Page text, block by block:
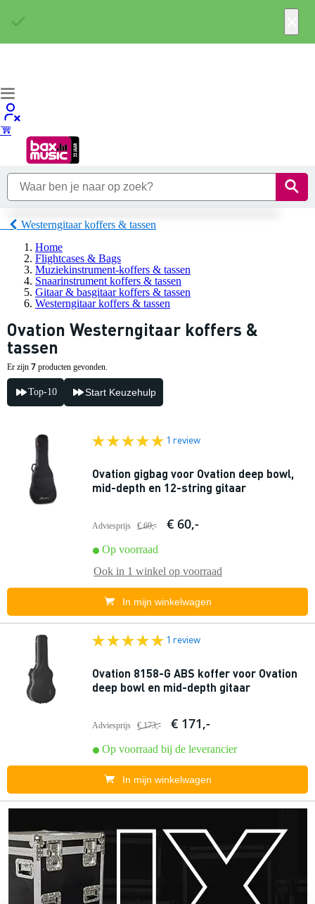
Westerngitaar koffers & tassen
Home
Flightcases & Bags
Muziekinstrument-koffers & tassen
Snaarinstrument koffers & tassen
Gitaar & basgitaar koffers & tassen
Westerngitaar koffers & tassen
Ovation Westerngitaar koffers &
tassen
Er zijn 7 producten gevonden.
Top-10 Start Keuzehulp
1 review
Ovation gigbag voor Ovation deep bowl,
mid-depth en 12-string gitaar
Adviesprijs € 69,- € 60,-
Op voorraad
Ook in 1 winkel op voorraad
In mijn winkelwagen
1 review
Ovation 8158-G ABS koffer voor Ovation
deep bowl en mid-depth gitaar
Adviesprijs € 173,- € 171,-
Op voorraad bij de leverancier
In mijn winkelwagen